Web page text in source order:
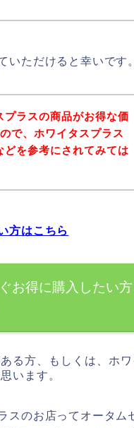
いただけると幸いです。
プラスの商品がお得な価
で、ホワイタスプラス
を参考にされてみては
方はこちら
お得に購入したい方
る方、もしくは、ホ
います。
スのお店ってオータム